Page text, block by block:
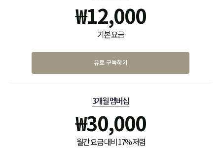
₩12,000
기본 요금
유료 구독하기
3개월 멤버십
₩30,000
월간 요금 대비 17% 저렴